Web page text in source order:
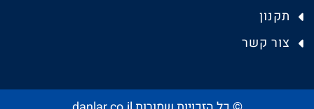
תקנון
צור קשר